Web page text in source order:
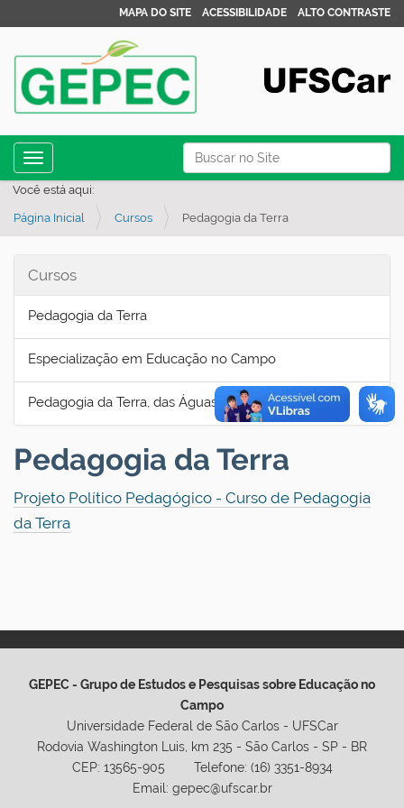
Busca
Busca Avançada…
MAPA DO SITE ACESSIBILIDADE ALTO CONTRASTE
Toggle navigation
Você está aqui:
Página Inicial Cursos Pedagogia da Terra
Cursos
Pedagogia da Terra
Especialização em Educação no Campo
Pedagogia da Terra, das Águas e das Florestas
Pedagogia da Terra
Projeto Político Pedagógico - Curso de Pedagogia
da Terra
GEPEC - Grupo de Estudos e Pesquisas sobre Educação no
Campo
Universidade Federal de São Carlos - UFSCar
Rodovia Washington Luis, km 235 - São Carlos - SP - BR
CEP: 13565-905 Telefone: (16) 3351-8934
Email: gepec@ufscar.br